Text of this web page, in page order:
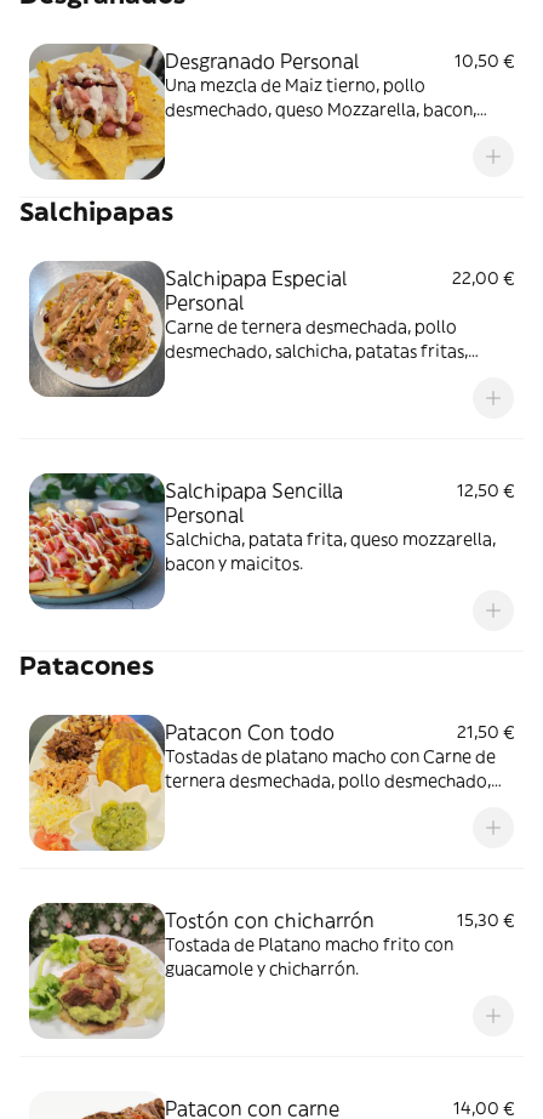
Desgranado Personal
10,50 €
Una mezcla de Maiz tierno, pollo
desmechado, queso Mozzarella, bacon,
Salchipapas
Salchipapa Especial
Personal
22,00 €
Carne de ternera desmechada, pollo
desmechado, salchicha, patatas fritas,
Salchipapa Sencilla
Personal
12,50 €
Salchicha, patata frita, queso mozzarella,
bacon y maicitos.
Patacones
Patacon Con todo
21,50 €
Tostadas de platano macho con Carne de
ternera desmechada, pollo desmechado,
Tostón con chicharrón
15,30 €
Tostada de Platano macho frito con
guacamole y chicharrón.
Patacon con carne
14,00 €